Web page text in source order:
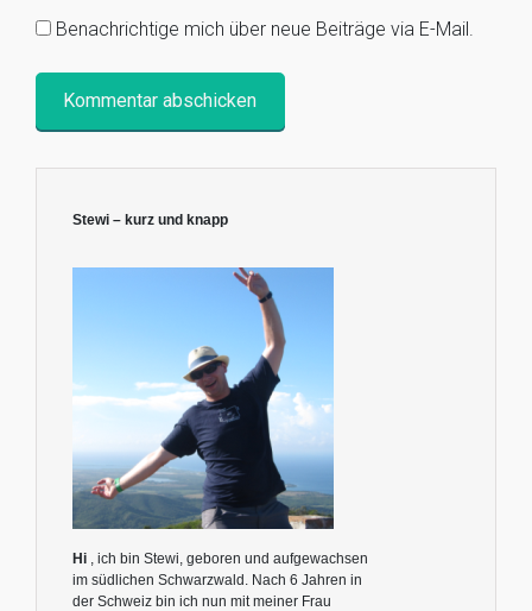
Benachrichtige mich über neue Beiträge via E-Mail.
Stewi – kurz und knapp
Hi
, ich bin Stewi, geboren und aufgewachsen
im südlichen Schwarzwald. Nach 6 Jahren in
der Schweiz bin ich nun mit meiner Frau